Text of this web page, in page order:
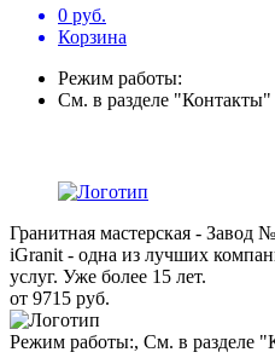
0 руб.
Корзина
Режим работы:
См. в разделе "Контакты"
Гранитная мастерская - Завод
iGranit - одна из лучших
услуг. Уже более 15 лет.
от 9715 руб.
Режим работы:, См. в разделе